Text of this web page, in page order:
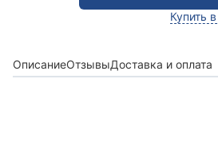
Купить
ОписаниеОтзывыДоставка и оплата